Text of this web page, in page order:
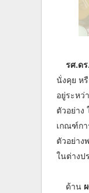
รศ.ด
นั่งคุย ห
อยู่ระหว่
ตัวอย่าง
เกณฑ์กา
ตัวอย่าง
ในต่างป
ด้าน